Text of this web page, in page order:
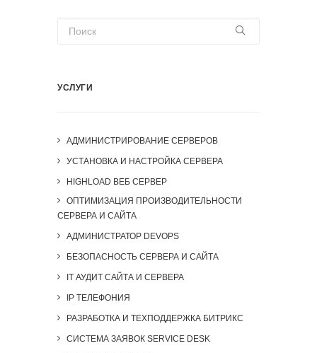
УСЛУГИ
АДМИНИСТРИРОВАНИЕ СЕРВЕРОВ
УСТАНОВКА И НАСТРОЙКА СЕРВЕРА
HIGHLOAD ВЕБ СЕРВЕР
ОПТИМИЗАЦИЯ ПРОИЗВОДИТЕЛЬНОСТИ
СЕРВЕРА И САЙТА
АДМИНИСТРАТОР DEVOPS
БЕЗОПАСНОСТЬ СЕРВЕРА И САЙТА
IT АУДИТ САЙТА И СЕРВЕРА
IP ТЕЛЕФОНИЯ
РАЗРАБОТКА И ТЕХПОДДЕРЖКА БИТРИКС
СИСТЕМА ЗАЯВОК SERVICE DESK